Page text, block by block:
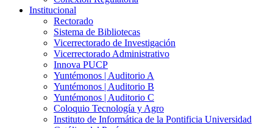
Institucional
Rectorado
Sistema de Bibliotecas
Vicerrectorado de Investigación
Vicerrectorado Administrativo
Innova PUCP
Yuntémonos | Auditorio A
Yuntémonos | Auditorio B
Yuntémonos | Auditorio C
Coloquio Tecnología y Agro
Instituto de Informática de la Pontificia Universidad